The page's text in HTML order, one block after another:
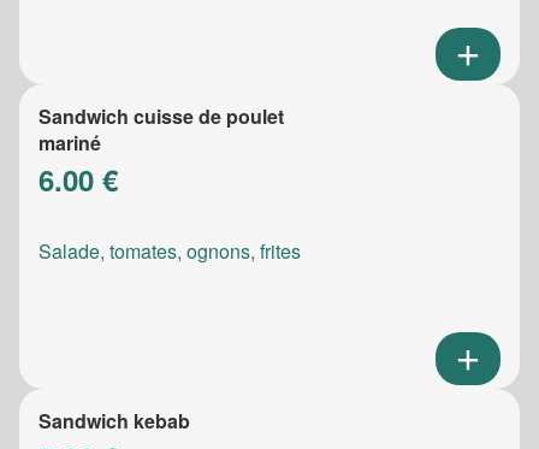
Sandwich cuisse de poulet
mariné
6.00 €
Salade, tomates, ognons, frites
Sandwich kebab